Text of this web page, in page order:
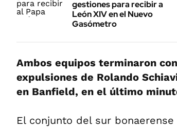
gestiones para recibir a
León XIV en el Nuevo
Gasómetro
Ambos equipos terminaron
expulsiones de Rolando
en Banfield, en el último
El conjunto del sur